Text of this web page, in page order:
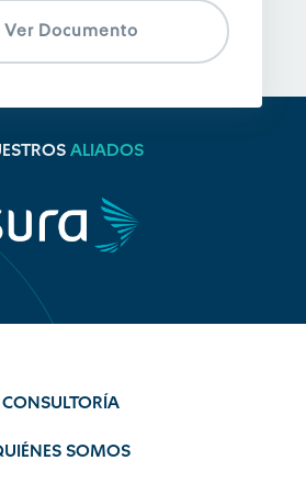
Ver Documento
ALIADOS
CONSULTORÍA
SOMOS